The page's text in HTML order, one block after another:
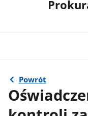
Powrót